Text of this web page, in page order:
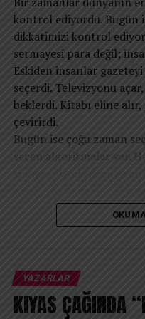
kontrol ediyordu. Bugün
dikkatimizi kontrol
sermayesi para değil;
Eskiden insanlar
seçerdi. Televizyonu
beklerdi. Kitabı eline
çevirirdi.
Bugün ise çoğu zaman
seçen algoritmalar var.
hatta hangi
uğrayacağını bile
şekillendirir. İnsan zihni
kaldığı içerikler, tekrar
karşılaştığı duygusal
YAZARLAR
KIYAS ÇAĞINDA